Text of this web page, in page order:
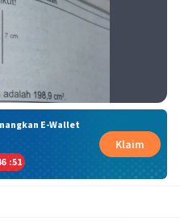
E-Wallet
:51
Klaim